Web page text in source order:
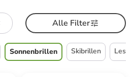
Alle Filter
Sonnenbrillen Skibrillen